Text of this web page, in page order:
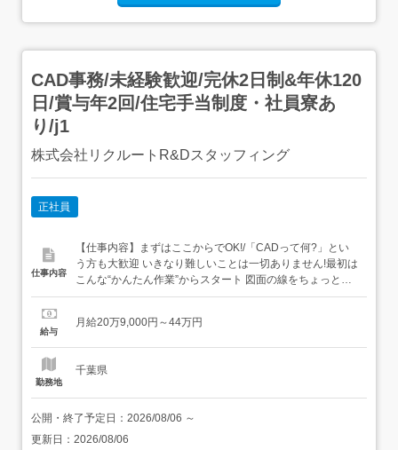
CAD事務/未経験歓迎/完休2日制&年休120
日/賞与年2回/住宅手当制度・社員寮あ
り/j1
株式会社リクルートR&Dスタッフィング
正社員
仕事内容
【仕事内容】まずはここからでOK!/「CADって何?」とい
う方も大歓迎 いきなり難しいことは一切ありません!最初は
こんな“かんたん作業”からスタート 図面の線をちょっと動
かすだけ 決まったフォーマットに数字を入力→いわば“パ
まずはメールの送り方やあいさつといった基本的なビジネ
給与
月給20万9,000円～44万円
勤務地
千葉県
公開・終了予定日： 2026/08/06 ～
更新日： 2026/08/06